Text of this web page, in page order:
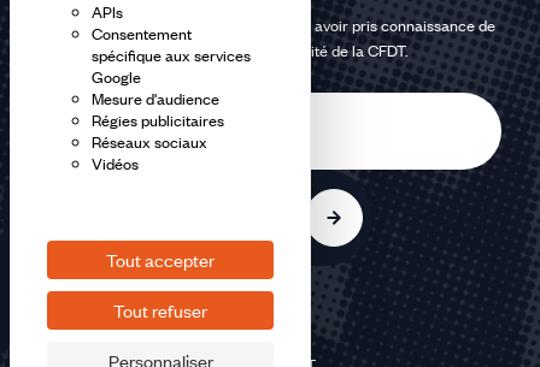
APIs
Consentement
spécifique aux services
Google
Mesure d'audience
Régies publicitaires
Réseaux sociaux
Vidéos
Tout accepter
Tout refuser
Personnaliser
En m'inscrivant à la newsletter, j'affirme avoir pris connaissance de
lapolitique de confidentialité de la CFDT.